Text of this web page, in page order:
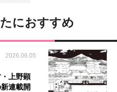
におすすめ
2026.06.05
上野顕
連載開